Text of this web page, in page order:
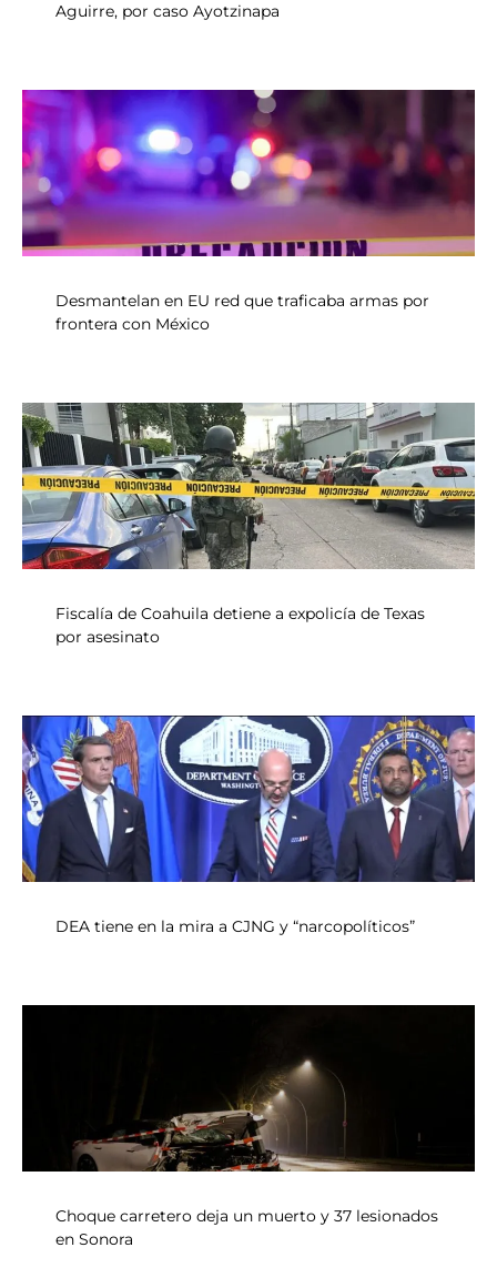
Aguirre, por caso Ayotzinapa
Desmantelan en EU red que traficaba armas por
frontera con México
Fiscalía de Coahuila detiene a expolicía de Texas
por asesinato
DEA tiene en la mira a CJNG y “narcopolíticos”
Choque carretero deja un muerto y 37 lesionados
en Sonora